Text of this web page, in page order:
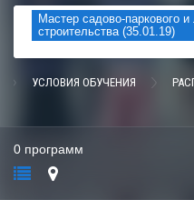
Мастер садово-паркового
строительства (35.01.19)
УСЛОВИЯ ОБУЧЕНИЯ
0 программ